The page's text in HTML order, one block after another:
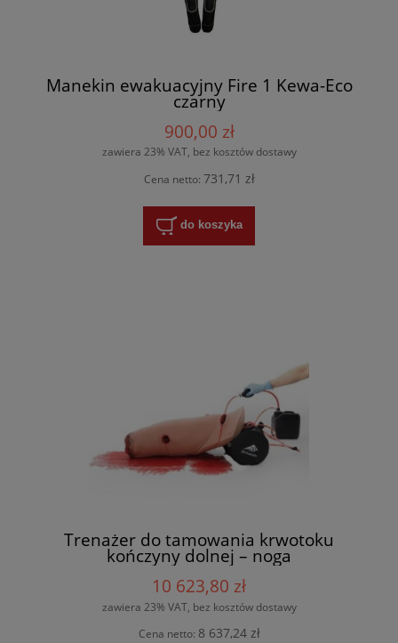
Manekin ewakuacyjny Fire 1 Kewa-Eco
czarny
900,00 zł
zawiera 23% VAT, bez kosztów dostawy
Cena netto: 731,71 zł
do koszyka
Trenażer do tamowania krwotoku
kończyny dolnej – noga
10 623,80 zł
zawiera 23% VAT, bez kosztów dostawy
Cena netto: 8 637,24 zł